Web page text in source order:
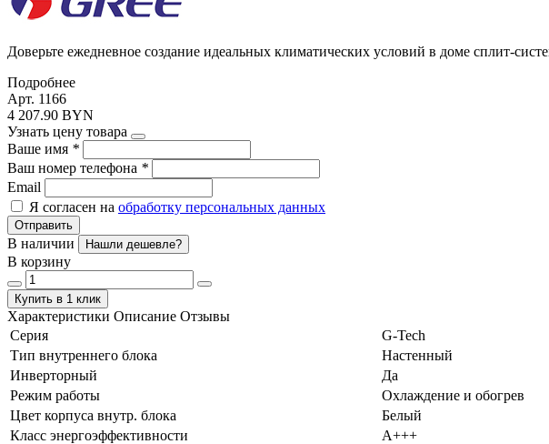
Доверьте ежедневное создание идеальных климатических условий в доме сплит-
Подробнее
Арт. 1166
4 207.90 BYN
Узнать цену товара
Ваше имя *
Ваш номер телефона *
Email
Я согласен на обработку персональных данных
Отправить
В наличии Нашли дешевле?
В корзину
Купить в 1 клик
Характеристики Описание Отзывы
Серия
G-Tech
Тип внутреннего блока
Настенный
Инверторный
Да
Режим работы
Охлаждение и обогрев
Цвет корпуса внутр. блока
Белый
Класс энергоэффективности
А+++